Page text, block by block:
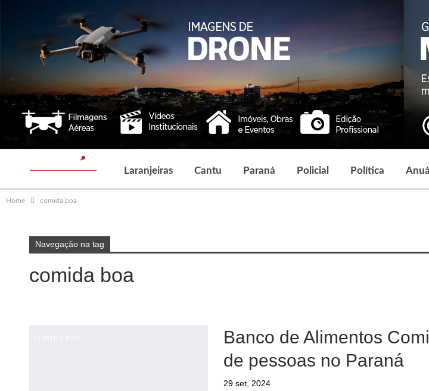
Laranjeiras Cantu Paraná Policial Política
Home comida boa
Navegação na tag
comida boa
Banco de Alimentos
de pessoas no Paraná
29 set, 2024